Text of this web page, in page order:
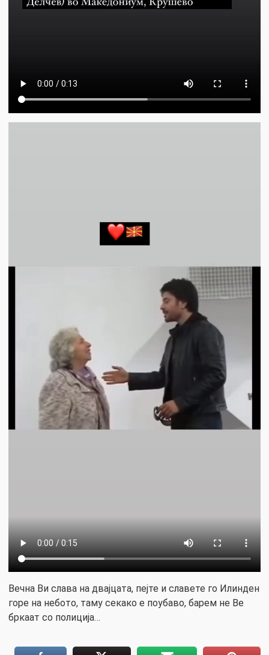
Вечна Ви слава на двајцата, пејте и славете го Илинден
горе на небото, таму секако е поубаво, барем не Ве
бркаат со полиција…